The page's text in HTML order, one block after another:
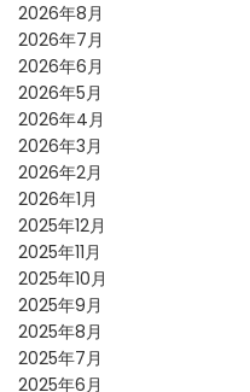
2026年8月
2026年7月
2026年6月
2026年5月
2026年4月
2026年3月
2026年2月
2026年1月
2025年12月
2025年11月
2025年10月
2025年9月
2025年8月
2025年7月
2025年6月